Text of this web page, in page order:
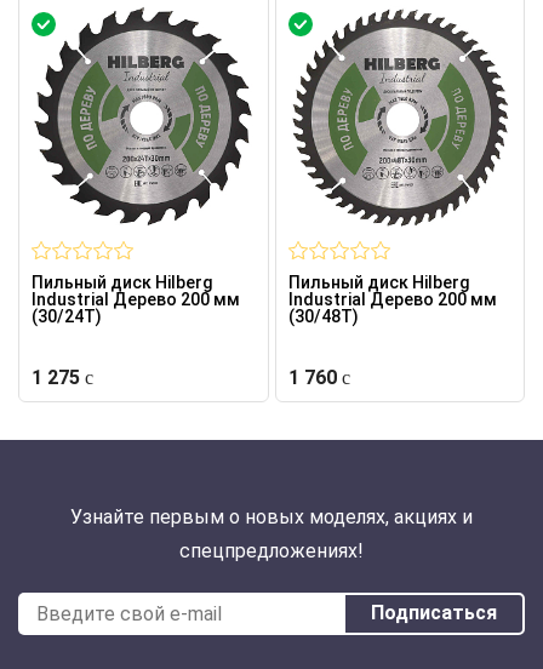
Пильный диск Hilberg
Industrial Дерево 200 мм
(30/24T)
1 275
Пильный диск Hilberg
Industrial Дерево 200 мм
(30/48T)
1 760
Узнайте первым о новых моделях, акциях и
спецпредложениях!
Подписаться